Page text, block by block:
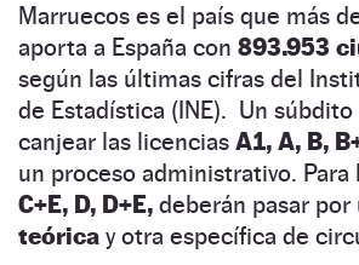
Marruecos es el país que más
aporta a España con 893.953
según las últimas cifras del
de Estadística (INE). Un
canjear las licencias A1, A, B,
un proceso administrativo. Para
C+E, D, D+E, deberán pasar por
teórica y otra específica de